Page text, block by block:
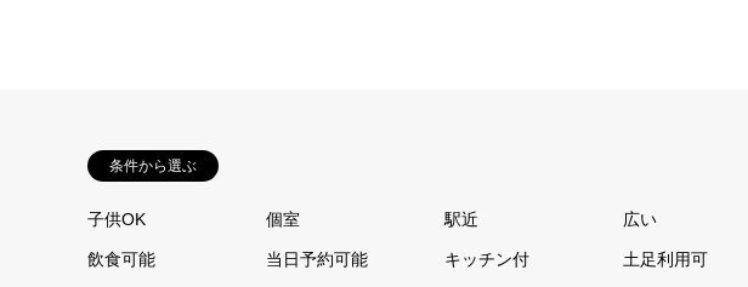
条件から選ぶ
子供OK 個室 駅近 広い
飲食可能 当日予約可能 キッチン付 土足利用可